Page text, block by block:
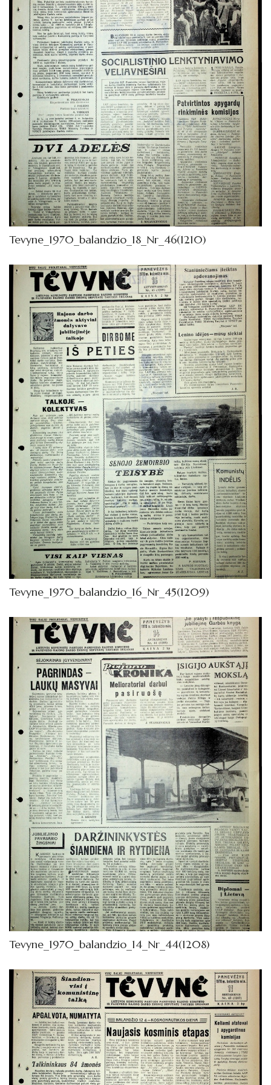
1972
1971
1970
Sausis
Vasaris
Kovas
Balandis
Gegužė
Birželis
Liepa
Rugsėjis
Spalis
Lapkritis
Gruodis
1969
1967
1966
1965
1964
1963
1962
Knygos
Tevyne_1970_balandzio_18_Nr_46(1210)
Tevyne_1970_balandzio_16_Nr_45(1209)
Tevyne_1970_balandzio_14_Nr_44(1208)